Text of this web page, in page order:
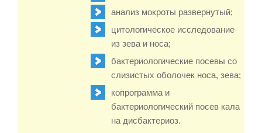
анализ мокроты развернутый;
цитологическое исследование
из зева и носа;
бактериологические посевы со
слизистых оболочек носа, зева;
копрограмма и
бактериологический посев кала
на дисбактериоз.